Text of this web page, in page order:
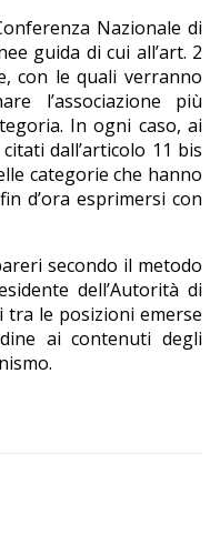
Nazionale di
guida di cui all’art. 2
con le quali verranno
l’associazione più
In ogni caso, ai
dall’articolo 11 bis
categorie che hanno
d’ora esprimersi con
secondo il metodo
dell’Autorità di
tra le posizioni emerse
ai contenuti degli